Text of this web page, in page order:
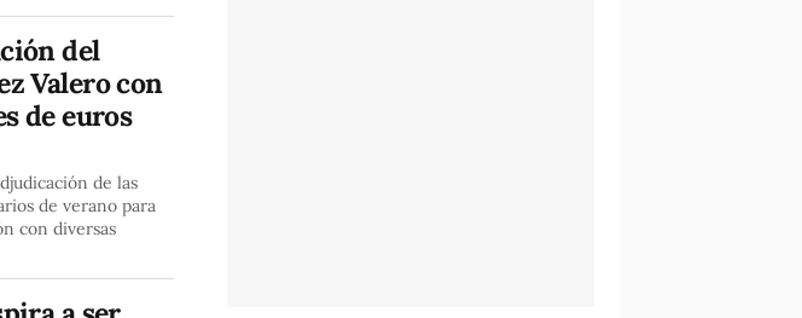
del
Valero con
de euros
de las
de verano para
con diversas